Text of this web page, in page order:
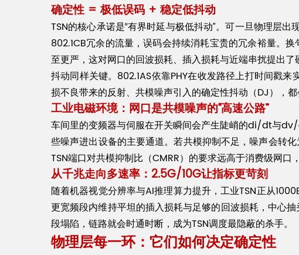
确定性 = 极低误码 + 稳定低抖动
TSN的核心承诺是“有界时延与极低抖动”。可一旦物理层
802.1CB冗余的流量，误码会持续消耗宝贵的冗余裕量。
至更严，这对网口的回波损耗、插入损耗与近端串扰提出了
抖动同样关键。802.1AS依靠PHY在收发路径上打时间戳
损不良带来的反射、共模噪声引入的确定性抖动（DJ），
工业电磁环境：网口是共模噪声的“高速公路”
车间里的变频器与伺服在开关瞬间会产生陡峭的di/dt与
些噪声进出设备的主要通道。若共模抑制不足，噪声会转
TSN端口对共模抑制比（CMRR）的要求远高于消费级网口
从千兆走向多速率：2.5G/10G让指标更苛刻
随着机器视觉分辨率与AI推理算力提升，工业TSN正从
更宽频段内维持平坦的插入损耗与足够的回波损耗，中心
段塌陷，链路就会时通时断，成为TSN调度最隐蔽的杀手。
物理层每一环：它们如何决定确定性